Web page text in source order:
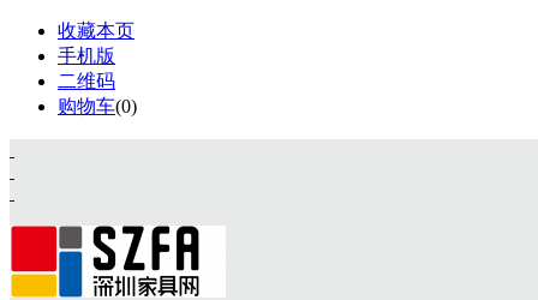
收藏本页
手机版
二维码
购物车(0)